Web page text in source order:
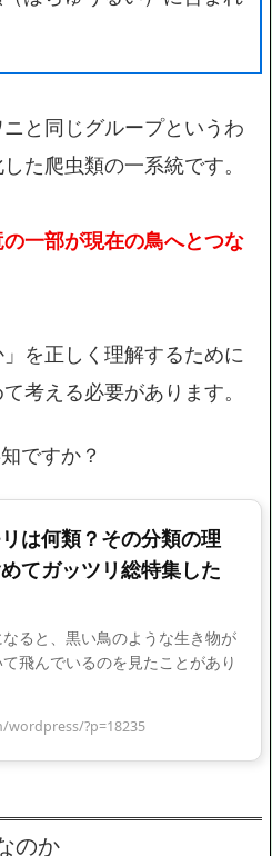
と同じグループというわ
た爬虫類の一系統です。
一部が現在の鳥へとつな
を正しく理解するために
考える必要があります。
ですか？
は何類？その分類の理
てガッツリ総特集した
ると、黒い鳥のような生き物が
飛んでいるのを見たことがあり
?p=18235
のか